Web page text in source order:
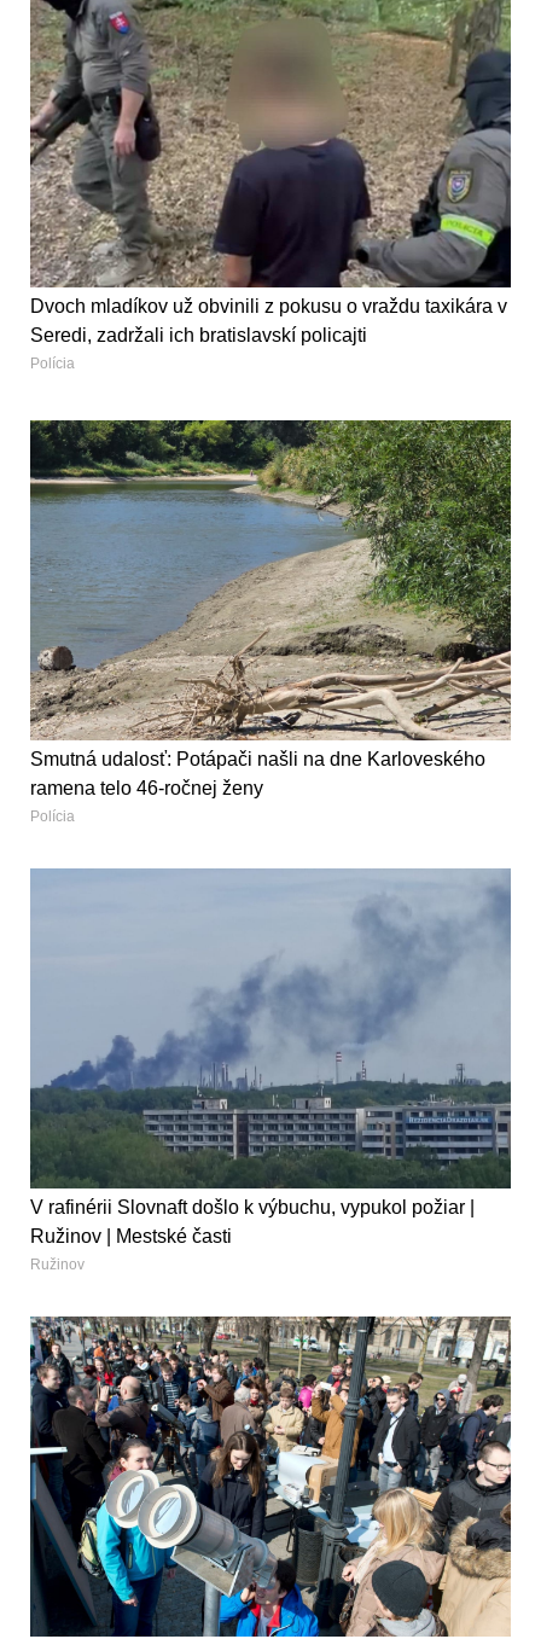
Dvoch mladíkov už obvinili z pokusu o vraždu taxikára v
Seredi, zadržali ich bratislavskí policajti
Polícia
Smutná udalosť: Potápači našli na dne Karloveského
ramena telo 46-ročnej ženy
Polícia
V rafinérii Slovnaft došlo k výbuchu, vypukol požiar |
Ružinov | Mestské časti
Ružinov